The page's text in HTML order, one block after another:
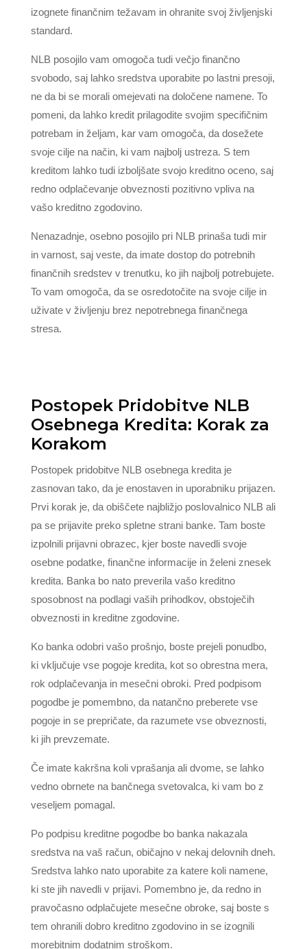
izognete finančnim težavam in ohranite svoj življenjski
standard.
NLB posojilo vam omogoča tudi večjo finančno
svobodo, saj lahko sredstva uporabite po lastni presoji,
ne da bi se morali omejevati na določene namene. To
pomeni, da lahko kredit prilagodite svojim specifičnim
potrebam in željam, kar vam omogoča, da dosežete
svoje cilje na način, ki vam najbolj ustreza. S tem
kreditom lahko tudi izboljšate svojo kreditno oceno, saj
redno odplačevanje obveznosti pozitivno vpliva na
vašo kreditno zgodovino.
Nenazadnje, osebno posojilo pri NLB prinaša tudi mir
in varnost, saj veste, da imate dostop do potrebnih
finančnih sredstev v trenutku, ko jih najbolj potrebujete.
To vam omogoča, da se osredotočite na svoje cilje in
uživate v življenju brez nepotrebnega finančnega
stresa.
Postopek Pridobitve NLB
Osebnega Kredita: Korak za
Korakom
Postopek pridobitve NLB osebnega kredita je
zasnovan tako, da je enostaven in uporabniku prijazen.
Prvi korak je, da obiščete najbližjo poslovalnico NLB ali
pa se prijavite preko spletne strani banke. Tam boste
izpolnili prijavni obrazec, kjer boste navedli svoje
osebne podatke, finančne informacije in želeni znesek
kredita. Banka bo nato preverila vašo kreditno
sposobnost na podlagi vaših prihodkov, obstoječih
obveznosti in kreditne zgodovine.
Ko banka odobri vašo prošnjo, boste prejeli ponudbo,
ki vključuje vse pogoje kredita, kot so obrestna mera,
rok odplačevanja in mesečni obroki. Pred podpisom
pogodbe je pomembno, da natančno preberete vse
pogoje in se prepričate, da razumete vse obveznosti,
ki jih prevzemate.
Če imate kakršna koli vprašanja ali dvome, se lahko
vedno obrnete na bančnega svetovalca, ki vam bo z
veseljem pomagal.
Po podpisu kreditne pogodbe bo banka nakazala
sredstva na vaš račun, običajno v nekaj delovnih dneh.
Sredstva lahko nato uporabite za katere koli namene,
ki ste jih navedli v prijavi. Pomembno je, da redno in
pravočasno odplačujete mesečne obroke, saj boste s
tem ohranili dobro kreditno zgodovino in se izognili
morebitnim dodatnim stroškom.